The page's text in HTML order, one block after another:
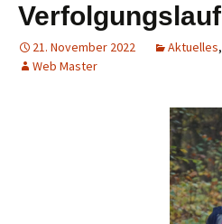
Verfolgungslauf
21. November 2022 Aktuelles,
Web Master